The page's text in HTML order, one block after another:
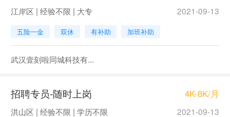
江岸区 | 经验不限 | 大专 2021-09-13
五险一金 双休 有补助 加班补助
武汉壹刻啦同城科技有...
招聘专员-随时上岗 4K-8K/月
洪山区 | 经验不限 | 学历不限 2021-09-13